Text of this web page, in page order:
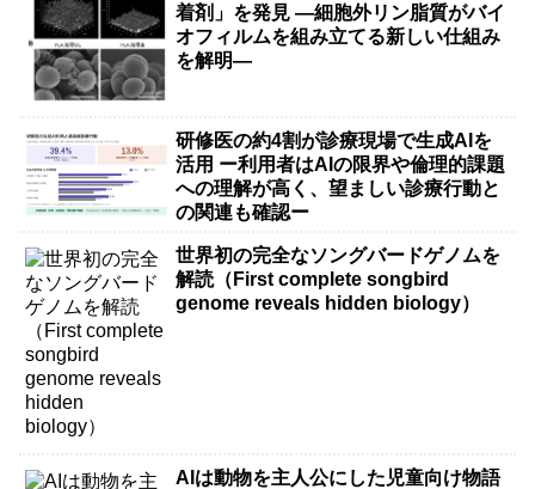
着剤」を発見 ―細胞外リン脂質がバイ
オフィルムを組み立てる新しい仕組み
を解明―
研修医の約4割が診療現場で生成AIを
活用 ー利用者はAIの限界や倫理的課題
への理解が高く、望ましい診療行動と
の関連も確認ー
世界初の完全なソングバードゲノムを
解読（First complete songbird
genome reveals hidden biology）
AIは動物を主人公にした児童向け物語